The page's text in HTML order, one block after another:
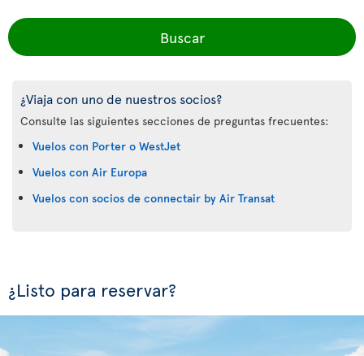
Buscar
¿Viaja con uno de nuestros socios?
Consulte las siguientes secciones de preguntas frecuentes:
Vuelos con Porter o WestJet
Vuelos con Air Europa
Vuelos con socios de connectair by Air Transat
¿Listo para reservar?